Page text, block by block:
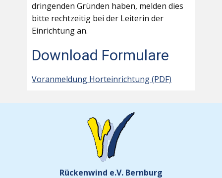
dringenden Gründen haben, melden dies
bitte rechtzeitig bei der Leiterin der
Einrichtung an.
Download Formulare
Voranmeldung Horteinrichtung (PDF)
Rückenwind e.V. Bernburg